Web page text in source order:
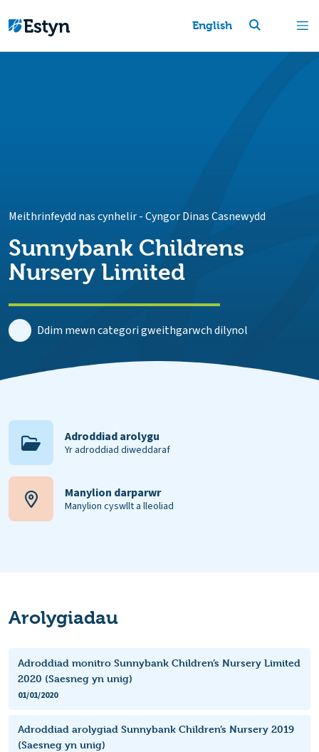
English
Meithrinfeydd nas cynhelir-Cyngor Dinas Casnewydd
Sunnybank Childrens
Nursery Limited
Ddim mewn categori gweithgarwch dilynol
Adroddiad arolygu
Yr adroddiad diweddaraf
Manylion darparwr
Manylion cyswllt a lleoliad
Arolygiadau
Adroddiad monitro Sunnybank Children’s Nursery Limited
2020 (Saesneg yn unig)
01/01/2020
Adroddiad arolygiad Sunnybank Children’s Nursery 2019
(Saesneg yn unig)